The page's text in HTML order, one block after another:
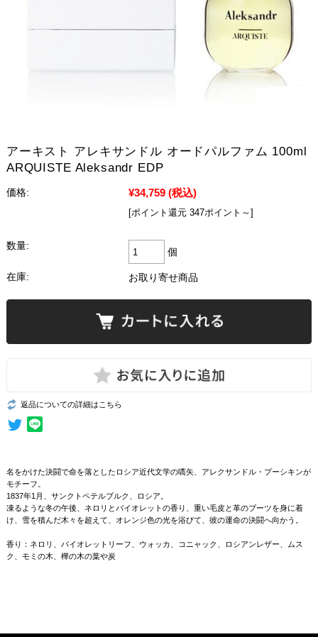
アーキスト アレキサンドル オードパルファム 100ml
ARQUISTE Aleksandr EDP
価格: ¥34,759 (税込)
[ポイント還元 347ポイント～]
数量:
個
在庫: お取り寄せ商品
返品についての詳細はこちら
名をかけた決闘で命を落としたロシア近代文学の嚆矢、アレクサンドル・プーシキンが
モチーフ。
1837年1月、サンクトペテルブルク、ロシア。
凍るような冬の午後、ネロリとバイオレットの香り、重い毛皮と革のブーツを身に着
け、雪を積んだ木々を超えて、オレンジ色の光を浴びて、彼の運命の決闘へ向かう。
香り：ネロリ、バイオレットリーフ、ウォッカ、コニャック、ロシアンレザー、ムス
ク、モミの木、樺の木の葉や炭